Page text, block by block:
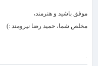
موفق باشید و هنرمند،
مخلص شما، حمید رضا نیرومند :)